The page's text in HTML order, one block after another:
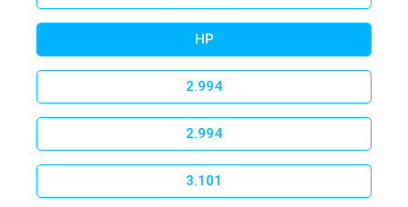
HP
2.994
2.994
3.101
Welcome to madrigalinside.com
Welcome to madrigalinside.com, our Flyff Universe Wiki.
Flyff Universe is the multiplatform version of Flyff PC.
Developed by a Frenchstartup made of passionate Flyff
in collaboration withGala Lab
base in a regularly updated Flyff version.
Over there we have ‘Game Data Info’ directly from the